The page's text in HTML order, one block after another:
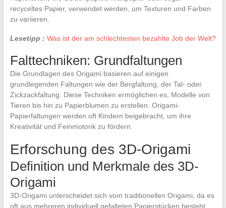
recyceltes Papier, verwendet werden, um Texturen und Farben
zu variieren.
Lesetipp : Was ist der am schlechtesten bezahlte Job der Welt?
Falttechniken: Grundfaltungen
Die Grundlagen des Origami basieren auf einigen
grundlegenden Faltungen wie der Bergfaltung, der Tal- oder
Zickzackfaltung. Diese Techniken ermöglichen es, Modelle von
Tieren bis hin zu Papierblumen zu erstellen. Origami-
Papierfaltungen werden oft Kindern beigebracht, um ihre
Kreativität und Feinmotorik zu fördern.
Erforschung des 3D-Origami
Definition und Merkmale des 3D-
Origami
3D-Origami unterscheidet sich vom traditionellen Origami, da es
oft aus mehreren individuell gefalteten Papierstücken besteht,